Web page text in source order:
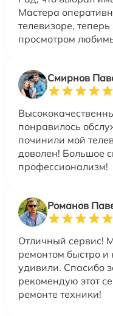
Мастера
телевизоре,
просмотром
Смирнов
понравилось
починили мой
доволен! Большое
профессионализм!
Романов
Отличный сервис!
ремонтом быстро
удивили. Спасибо
рекомендую этот
ремонте техники!